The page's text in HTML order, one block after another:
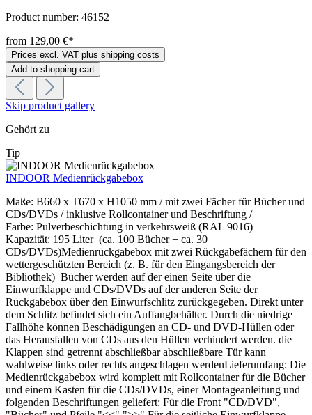
Product number: 46152
from 129,00 €*
Prices excl. VAT plus shipping costs
Add to shopping cart
Skip product gallery
Gehört zu
Tip
INDOOR Medienrückgabebox
Maße: B660 x T670 x H1050 mm / mit zwei Fächer für Bücher und
CDs/DVDs / inklusive Rollcontainer und Beschriftung /
Farbe: Pulverbeschichtung in verkehrsweiß (RAL 9016)
Kapazität: 195 Liter (ca. 100 Bücher + ca. 30
CDs/DVDs)Medienrückgabebox mit zwei Rückgabefächern für den
wettergeschützten Bereich (z. B. für den Eingangsbereich der
Bibliothek) Bücher werden auf der einen Seite über die
Einwurfklappe und CDs/DVDs auf der anderen Seite der
Rückgabebox über den Einwurfschlitz zurückgegeben. Direkt unter
dem Schlitz befindet sich ein Auffangbehälter. Durch die niedrige
Fallhöhe können Beschädigungen an CD- und DVD-Hüllen oder
das Herausfallen von CDs aus den Hüllen verhindert werden. die
Klappen sind getrennt abschließbar abschließbare Tür kann
wahlweise links oder rechts angeschlagen werdenLieferumfang: Die
Medienrückgabebox wird komplett mit Rollcontainer für die Bücher
und einem Kasten für die CDs/DVDs, einer Montageanleitung und
folgenden Beschriftungen geliefert: Für die Front "CD/DVD",